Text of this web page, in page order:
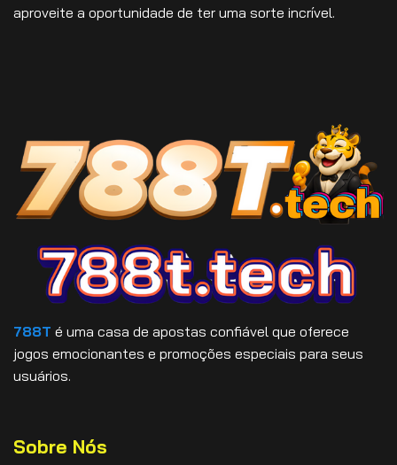
aproveite a oportunidade de ter uma sorte incrível.
788T é uma casa de apostas confiável que oferece
jogos emocionantes e promoções especiais para seus
usuários.
Sobre Nós